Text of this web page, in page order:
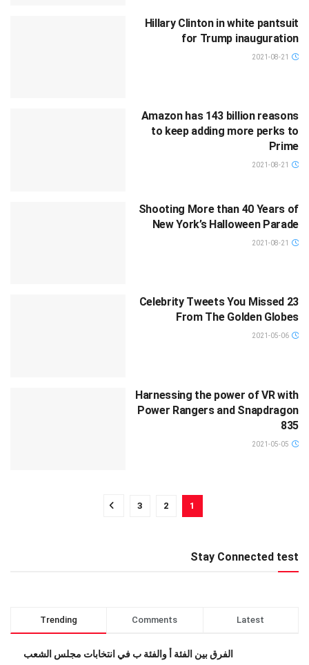
Hillary Clinton in white pantsuit
for Trump inauguration
Amazon has 143 billion reasons
to keep adding more perks to
Prime
Shooting More than 40 Years of
New York’s Halloween Parade
23 Celebrity Tweets You Missed
From The Golden Globes
Harnessing the power of VR with
Power Rangers and Snapdragon
835
1
2
3
Stay Connected test
Trending Comments Latest
الفرق بين الفئة أ والفئة ب في انتخابات مجلس الشعب